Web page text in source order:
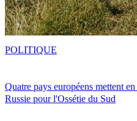
Quatre pays européens mettent
Russie pour l'Ossétie du Sud
POLITIQUE